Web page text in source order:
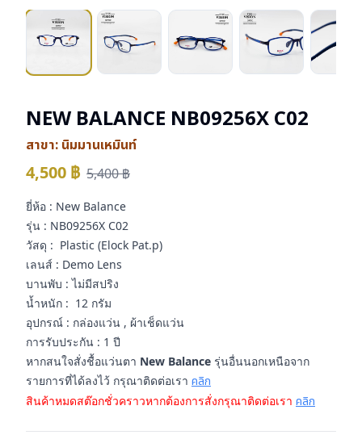
NEW BALANCE NB09256X C02
สาขา: นิมมานเหมินท์
4,500 ฿ 5,400฿
ยี่ห้อ : New Balance
รุ่น : NB09256X C02
วัสดุ : Plastic (Elock Pat.p)
เลนส์ : Demo Lens
บานพับ : ไม่มีสปริง
น้ำหนัก : 12 กรัม
อุปกรณ์ : กล่องแว่น , ผ้าเช็ดแว่น
การรับประกัน : 1 ปี
หากสนใจสั่งชื้อแว่นตา New Balance รุ่นอื่นนอกเหนือจาก
รายการที่ได้ลงไว้ กรุณาติดต่อเรา คลิก
สินค้าหมดสต๊อกชั่วคราวหากต้องการสั่งกรุณาติดต่อเรา คลิก